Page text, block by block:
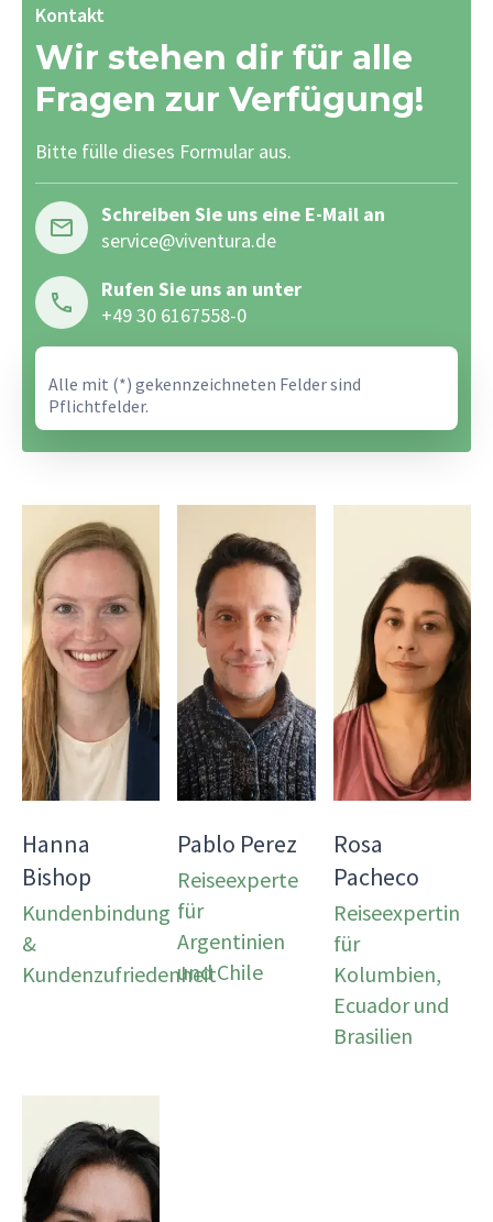
Kontakt
Wir stehen dir für alle
Fragen zur Verfügung!
Bitte fülle dieses Formular aus.
Schreiben Sie uns eine E-Mail an
service@viventura.de
Rufen Sie uns an unter
+49 30 6167558-0
Alle mit (*) gekennzeichneten Felder sind
Pflichtfelder.
Hanna
Bishop
Kundenbindung
&
Kundenzufriedenheit
Pablo Perez
Reiseexperte
für
Argentinien
und Chile
Rosa
Pacheco
Reiseexpertin
für
Kolumbien,
Ecuador und
Brasilien